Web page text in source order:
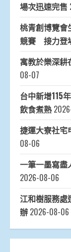
場次迅速完售
桃青創博覽會
競賽 接力登
寓教於樂深耕
08-07
台中新增115
飲食煮熟
捷運大寮社宅
08-06
一筆一墨寫盡
2026-08-06
江和樹服務
辦 2026-08-06